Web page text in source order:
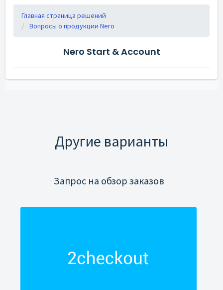
Главная страница решений
Вопросы о продукции Nero
Nero Start & Account
Другие варианты
Запрос на обзор заказов